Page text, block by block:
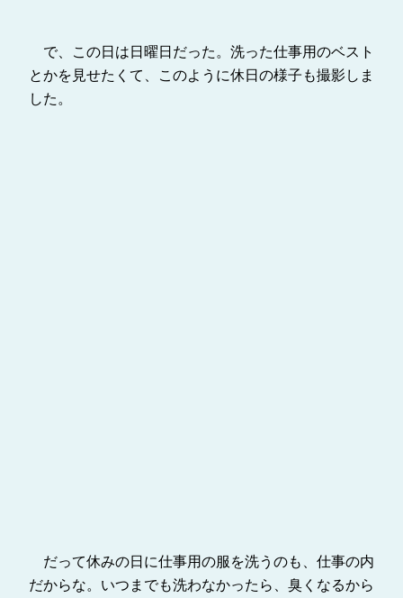
で、この日は日曜日だった。洗った仕事用のベスト
とかを見せたくて、このように休日の様子も撮影しま
した。
だって休みの日に仕事用の服を洗うのも、仕事の内
だからな。いつまでも洗わなかったら、臭くなるから